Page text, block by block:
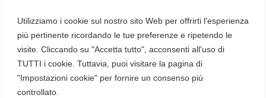
Utilizziamo i cookie sul nostro sito Web per offrirti l'esperienza
più pertinente ricordando le tue preferenze e ripetendo le
visite. Cliccando su "Accetta tutto", acconsenti all'uso di
TUTTI i cookie. Tuttavia, puoi visitare la pagina di
"Impostazioni cookie" per fornire un consenso più
controllato.
Eventi
Fumetto Cyber
Newsletter
Servizi
Pubblicità
English
Ultime CVE critiche